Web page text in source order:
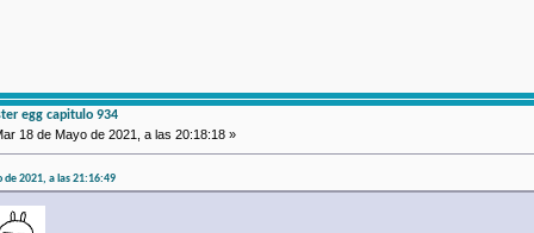
egg capitulo 934
18 de Mayo de 2021, a las 20:18:18 »
de 2021, a las 21:16:49